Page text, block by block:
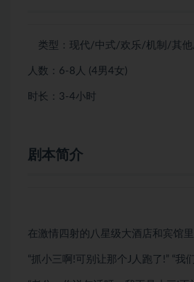
类型：现代/中式/欢乐/机制/其他
人数：6-8人 (4男4女)
时长：3-4小时
剧本简介
在激情四射的八星级大酒店和宾馆
“抓小三啊!可别让那个J人跑了!” “我